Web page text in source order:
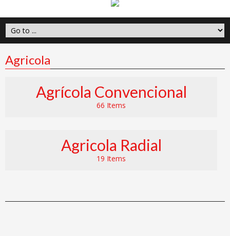
Agricola
Agrícola Convencional
66 Items
Agricola Radial
19 Items